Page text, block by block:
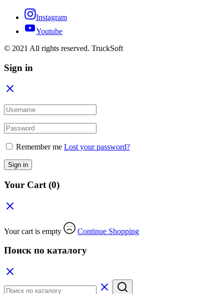
Instagram
Youtube
© 2021 All rights reserved. TruckSoft
Sign in
Remember me Lost your password?
Sign in
Your Cart (0)
Your cart is empty Continue Shopping
Поиск по каталогу